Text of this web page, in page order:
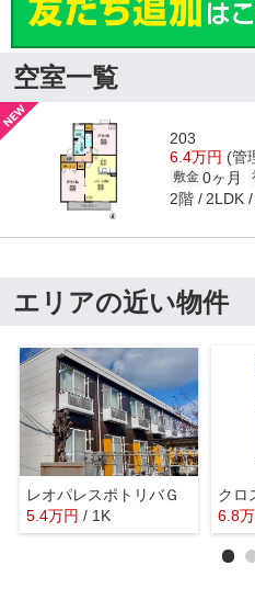
空室一覧
203
6.4万円 (管
敷金 0ヶ月
2階 2LDK
エリアの近い物件
レオパレスポトリバＧ
5.4万円 / 1K
クロ
6.8万